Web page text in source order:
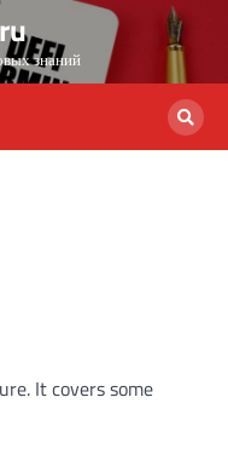
знаний
It covers some